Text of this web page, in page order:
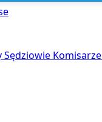
Sędziowie Komisarze